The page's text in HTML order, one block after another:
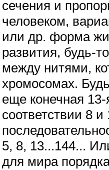
сечения и
человеком,
или др. форма
развития, будь-
между нитями,
хромосомах.
еще конечная 13-
соответствии 8
5, 8, 13...144...
для мира